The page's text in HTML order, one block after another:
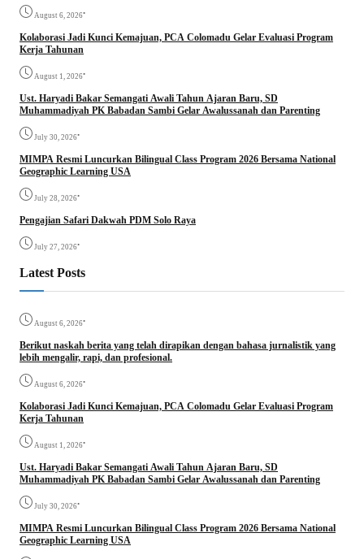
August 6, 2026•
Kolaborasi Jadi Kunci Kemajuan, PCA Colomadu Gelar Evaluasi Program
Kerja Tahunan
August 1, 2026•
Ust. Haryadi Bakar Semangati Awali Tahun Ajaran Baru, SD
Muhammadiyah PK Babadan Sambi Gelar Awalussanah dan Parenting
July 30, 2026•
MIMPA Resmi Luncurkan Bilingual Class Program 2026 Bersama National
Geographic Learning USA
July 28, 2026•
Pengajian Safari Dakwah PDM Solo Raya
July 27, 2026•
Latest Posts
August 6, 2026•
Berikut naskah berita yang telah dirapikan dengan bahasa jurnalistik yang
lebih mengalir, rapi, dan profesional.
August 6, 2026•
Kolaborasi Jadi Kunci Kemajuan, PCA Colomadu Gelar Evaluasi Program
Kerja Tahunan
August 1, 2026•
Ust. Haryadi Bakar Semangati Awali Tahun Ajaran Baru, SD
Muhammadiyah PK Babadan Sambi Gelar Awalussanah dan Parenting
July 30, 2026•
MIMPA Resmi Luncurkan Bilingual Class Program 2026 Bersama National
Geographic Learning USA